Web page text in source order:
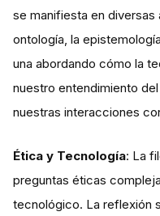
se manifiesta en diversas
ontología, la
una abordando cómo la
nuestro entendimiento
nuestras interacciones
Ética y Tecnología: La
preguntas éticas
tecnológico. La reflexión